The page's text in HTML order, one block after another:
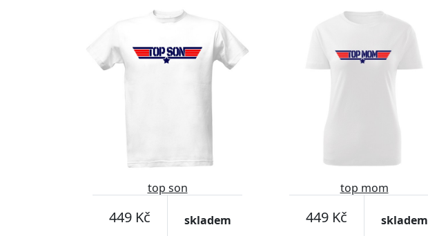
top son
449 Kč skladem
top mom
449 Kč skladem